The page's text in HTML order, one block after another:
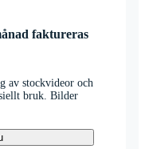
faktureras
av stockvideor och
bruk. Bilder